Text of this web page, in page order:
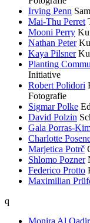
Irving Penn
Mai-Thu Perret
Mooni Perry
Nathan Peter
Kaya Pilsner
Planting
Initiative
Robert Polidori
Fotografie
Sigmar Polke
David Polzin
Gala Porras-
Charlotte
Marjetica Potrč
Shlomo Pozner
Federico Protto
Maximilian
q
Monira Al